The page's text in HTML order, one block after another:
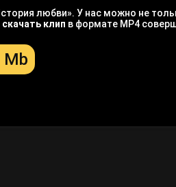
любви». У нас можно не
скачать клип в формате MP4